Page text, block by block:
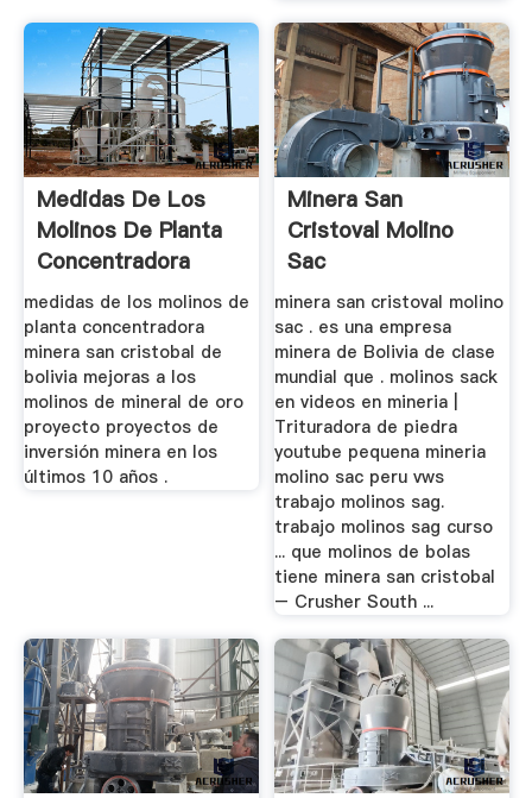
Medidas De Los
Molinos De Planta
Concentradora
Minera San ...
medidas de los molinos de
planta concentradora
minera san cristobal de
bolivia mejoras a los
molinos de mineral de oro
proyecto proyectos de
inversión minera en los
últimos 10 años .
Minera San
Cristoval Molino
Sac
minera san cristoval molino
sac . es una empresa
minera de Bolivia de clase
mundial que . molinos sack
en videos en mineria |
Trituradora de piedra
youtube pequena mineria
molino sac peru vws
trabajo molinos sag.
trabajo molinos sag curso
... que molinos de bolas
tiene minera san cristobal
– Crusher South ...